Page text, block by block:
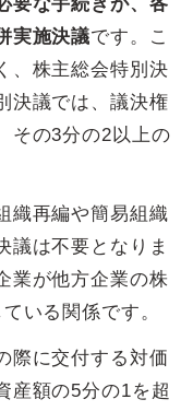
実施決議です。こ
、株主総会特別決
決議では、議決権
その3分の2以上の
織再編や簡易組織
議は不要となりま
業が他方企業の株
いる関係です。
際に交付する対価
産額の5分の1を超